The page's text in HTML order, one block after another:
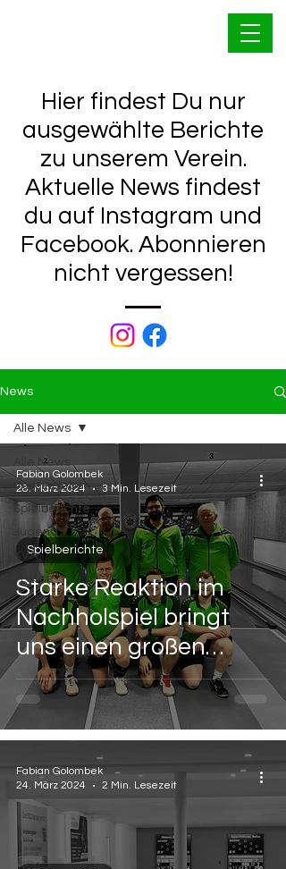
Hier findest Du nur
ausgewählte Berichte
zu unserem Verein.
Aktuelle News findest
du auf Instagram und
Facebook. Abonnieren
nicht vergessen!
News
Alle News
Vereinsleben
Spielberichte
Jugend
KVA
Presse
Alle News
Starke Reaktion im
Nachholspiel bringt
uns einen großen
Schritt näher Richtung
Klassenerhalt
Spielberichte
Fabian Golombek
28. März 2024
3 Min. Lesezeit
Fabian Golombek
24. März 2024
2 Min. Lesezeit